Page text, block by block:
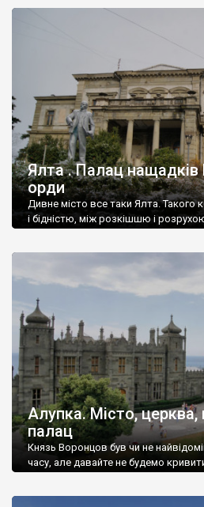
Ялта . Палац
орди
Дивне місто все таки Ялта. Такого
і бідністю, між розкішшю і
Алупка. Місто, церква,
палац
Князь Воронцов був чи не
часу, але давайте не будемо